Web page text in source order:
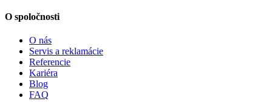
O spoločnosti
O nás
Servis a reklamácie
Referencie
Kariéra
Blog
FAQ